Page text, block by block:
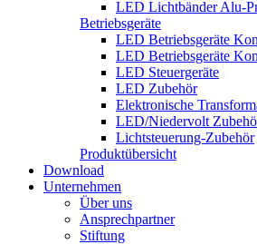
LED Lichtbänder Alu-
Betriebsgeräte
LED Betriebsgeräte
LED Betriebsgeräte
LED Steuergeräte
LED Zubehör
Elektronische
LED/Niedervolt
Lichtsteuerung-Zubehör
Produktübersicht
Download
Unternehmen
Über uns
Ansprechpartner
Stiftung